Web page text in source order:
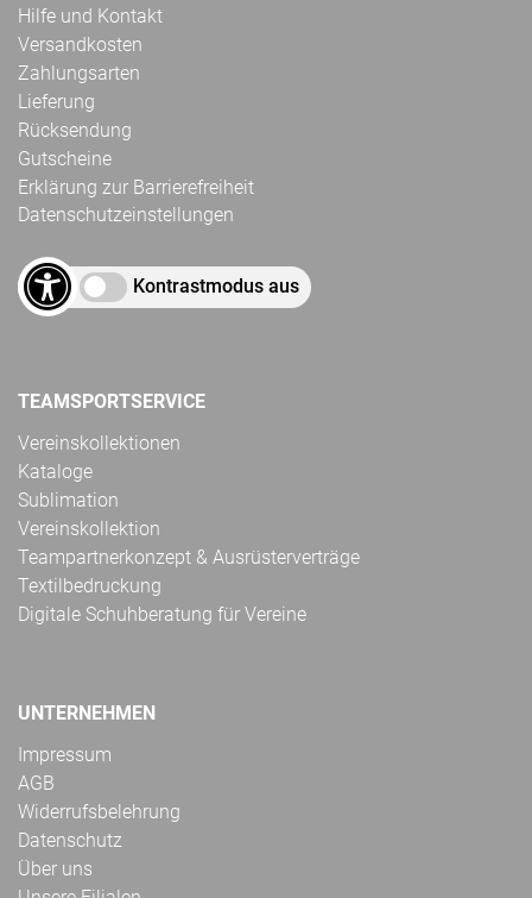
Hilfe und Kontakt
Versandkosten
Zahlungsarten
Lieferung
Rücksendung
Gutscheine
Erklärung zur Barrierefreiheit
Datenschutzeinstellungen
Kontrastmodus aus
TEAMSPORTSERVICE
Vereinskollektionen
Kataloge
Sublimation
Vereinskollektion
Teampartnerkonzept & Ausrüsterverträge
Textilbedruckung
Digitale Schuhberatung für Vereine
UNTERNEHMEN
Impressum
AGB
Widerrufsbelehrung
Datenschutz
Über uns